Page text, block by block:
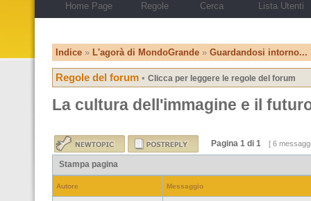
Home Page Regole Cerca Lista Utenti
Indice » L'agorà di MondoGrande » Guardandosi intorno...
Regole del forum • Clicca per leggere le regole del forum
La cultura dell'immagine e il
Pagina 1 di 1 [ 6
Stampa pagina
Autore Messaggio